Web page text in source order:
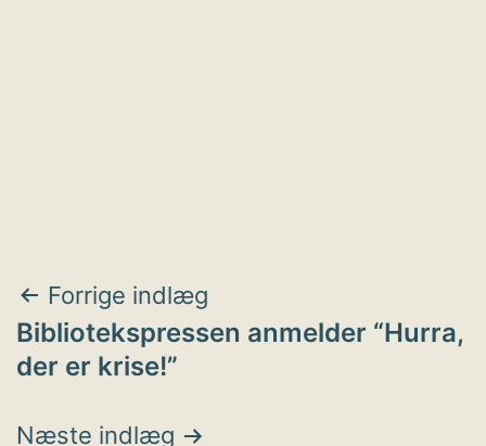
Indlægsnavigation
Forrige indlæg
Bibliotekspressen anmelder “Hurra,
der er krise!”
Næste indlæg